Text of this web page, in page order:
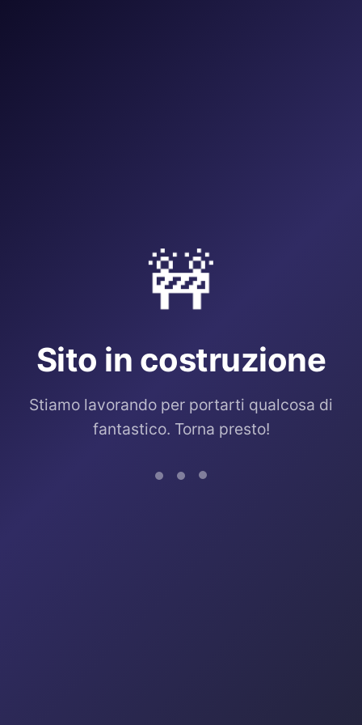
🚧
Sito in costruzione
Stiamo lavorando per portarti qualcosa di
fantastico. Torna presto!